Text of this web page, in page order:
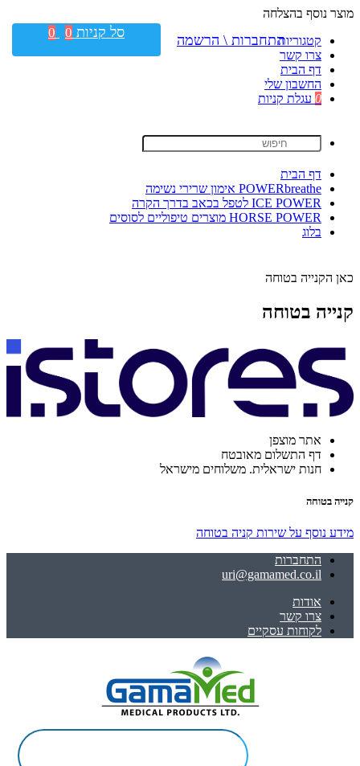
מוצר נוסף בהצלחה
קטגוריות
צרו קשר
דף הבית
החשבון שלי
0 עגלת קניות
דף הבית
POWERbreathe אימון שרירי נשימה
ICE POWER לטפל בכאב בדרך הקרה
HORSE POWER מוצרים טיפוליים לסוסים
בלוג
כאן הקנייה בטוחה
קנייה בטוחה
אתר מוצפן
דף התשלום מאובטח
חנות ישראלית. משלוחים מישראל
קנייה בטוחה
מידע נוסף על שירות קניה בטוחה
התחברות
uri@gamamed.co.il
אודות
צרו קשר
לקוחות עסקיים
התחברות \ הרשמה סל קניות 0
0